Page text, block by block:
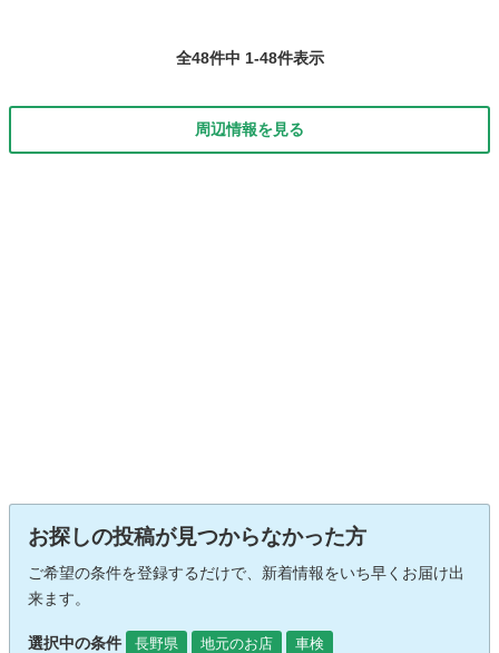
全48件中 1-48件表示
周辺情報を見る
お探しの投稿が見つからなかった方
ご希望の条件を登録するだけで、新着情報をいち早くお届け出
来ます。
選択中の条件 長野県 地元のお店 車検